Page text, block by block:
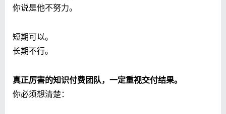
你说是他不努力。
短期可以。
长期不行。
真正厉害的知识付费团队，一定重视交付结果。
你必须想清楚：